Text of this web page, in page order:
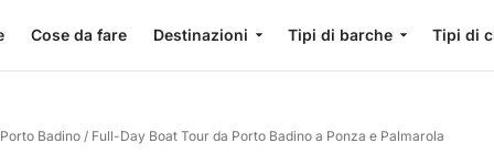
Cose da fare Destinazioni Tipi di barche Tipi di
Badino / Full-Day Boat Tour da Porto Badino a Ponza e Palmarola